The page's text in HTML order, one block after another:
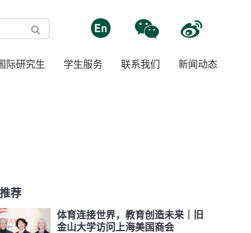
际研究生 学生服务 联系我们 新闻动态
荐
体育连接世界，教育创造未来｜旧
金山大学访问上海美国商会